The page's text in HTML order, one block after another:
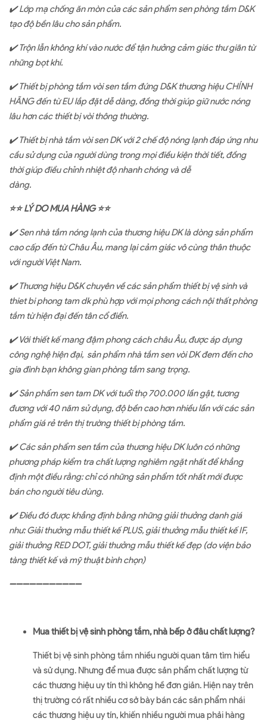
✔️Lớp mạ chống ăn mòn của các sản phẩm sen phòng tắm D&K
tạo độ bền lâu cho sản phẩm.
✔️Trộn lẫn không khí vào nước để tận hưởng cảm giác thư giãn từ
những bọt khí.
✔️Thiết bị phòng tắm vòi sen tắm đứng D&K thương hiệu CHÍNH
HÃNG đến từ EU lắp đặt dễ dàng, đồng thời giúp giữ nước nóng
lâu hơn các thiết bị vòi thông thường.
✔️ Thiết bị nhà tắm vòi sen DK với2 chế độ nóng lạnh đáp ứng nhu
cầu sử dụng của người dùng trong mọi điều kiện thời tiết, đồng
thời giúp điều chỉnh nhiệt độ nhanh chóng và dễ
dàng.
⭐⭐LÝ DO MUA HÀNG⭐⭐
✔️Sen nhà tắm nóng lạnh của thương hiệu DK là dòng sản phẩm
cao cấp đến từ Châu Âu, mang lại cảm giác vô cùng thân thuộc
với người Việt Nam.
✔️Thương hiệu D&K chuyên về các sản phẩm thiết bị vệ sinh và
thiet bi phong tam dk phù hợp với mọi phong cách nội thất phòng
tắm từ hiện đại đến tân cổ điển.
✔️Với thiết kế mang đậm phong cách châu Âu, được áp dụng
công nghệ hiện đại, sản phẩm nhà tắm sen vòi DK đem đến cho
gia đình bạn không gian phòng tắm sang trọng.
✔️Sản phẩm sen tam DK với tuổi thọ 700.000 lần gật, tương
đương với 40 năm sử dụng, độ bền cao hơn nhiều lần với các sản
phẩm giá rẻ trên thị trường thiết bị phòng tắm.
✔️Các sản phẩm sen tắm của thương hiệu DK luôn có những
phương pháp kiểm tra chất lượng nghiêm ngặt nhất để khẳng
định một điều rằng: chỉ có những sản phẩm tốt nhất mới được
bán cho người tiêu dùng.
✔️Điều đó được khẳng định bằng những giải thưởng danh giá
như: Giải thưởng mẫu thiết kế PLUS, giải thưởng mẫu thiết kế IF,
giải thưởng RED DOT, giải thưởng mẫu thiết kế đẹp (do viện bảo
tàng thiết kế và mỹ thuật bình chọn)
➖➖➖➖➖➖➖➖➖➖➖
Mua thiết bị vệ sinh phòng tắm, nhà bếp ở đâu chất lượng?
Thiết bị vệ sinh phòng tắm nhiều người quan tâm tìm hiểu
và sử dụng. Nhưng để mua được sản phẩm chất lượng từ
các thương hiệu uy tín thì không hề đơn giản. Hiện nay trên
thị trường có rất nhiều cơ sở bày bán các sản phẩm nhái
các thương hiệu uy tín, khiến nhiều người mua phải hàng